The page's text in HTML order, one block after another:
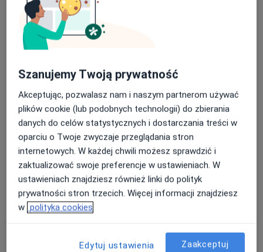
Konsultacja diabetologiczna
(pierwsza wizyta)
450 zł
Szczegóły
Umów
Cukrzyca ciążowa (pierwsza wizyta)
450 zł
SzczegółyCukrzyca ciążowa (pierwsza wizyta)
Umów
Popularna
Leczenie otyłości - wizyta pierwsza
Szanujemy Twoją prywatność
Akceptując, pozwalasz nam i naszym partnerom używać
plików cookie (lub podobnych technologii) do zbierania
danych do celów statystycznych i dostarczania treści w
oparciu o Twoje zwyczaje przeglądania stron
internetowych. W każdej chwili możesz sprawdzić i
zaktualizować swoje preferencje w ustawieniach. W
ustawieniach znajdziesz również linki do polityk
prywatności stron trzecich. Więcej informacji znajdziesz
w polityka cookies
Edytuj ustawienia Zaakceptuj